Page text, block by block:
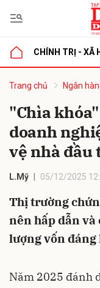
CHÍNH TRỊ - XÃ
Trang chủ Ngân
"Chìa
doanh
vệ nhà đầu
L.Mỹ 05/12/2025
Thị trường
nên hấp dẫn
lượng vốn đáng
Năm 2025 đánh
luận